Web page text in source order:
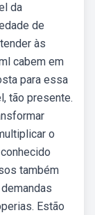
da
de
às
cabem em
para essa
tão presente.
o
também
Estão